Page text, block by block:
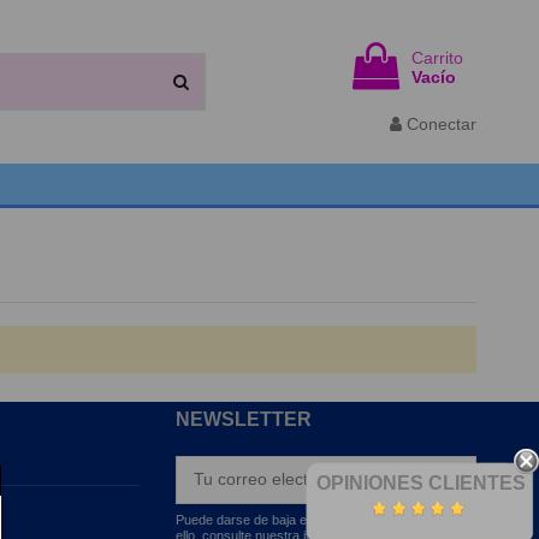
Carrito
Vacío
Conectar
OPINIONES CLIENTES
NEWSLETTER
Puede darse de baja en cualquier momento. Para
ello, consulte nuestra información de contacto en